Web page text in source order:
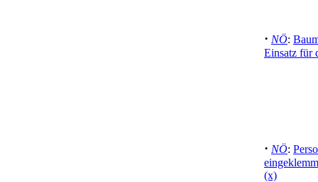
· NÖ:
Einsatz für
· NÖ:
(x)